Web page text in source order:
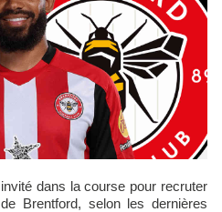
dans la course pour recruter
Brentford, selon les dernières